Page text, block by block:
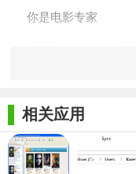
你是电影专家
奖项，预算，人们主演
书”。
使您的电影收藏受到
相关应用